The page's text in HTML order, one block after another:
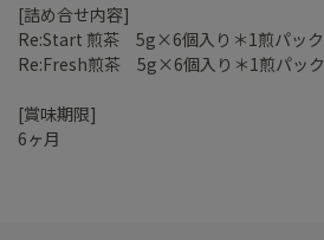
[詰め合せ内容]
Re:Start 煎茶 5g×6個入り＊1煎パック
Re:Fresh煎茶 5g×6個入り＊1煎パック
[賞味期限]
6ヶ月